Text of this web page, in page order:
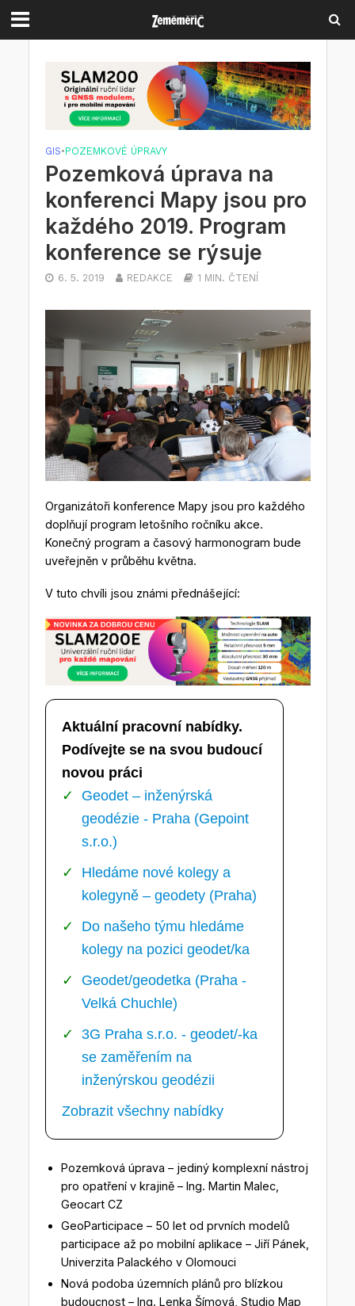
GIS•POZEMKOVÉ ÚPRAVY
Pozemková úprava na
konferenci Mapy jsou pro
každého 2019. Program
konference se rýsuje
6. 5. 2019 REDAKCE 1 MIN. ČTENÍ
Organizátoři konference Mapy jsou pro každého
doplňují program letošního ročníku akce.
Konečný program a časový harmonogram bude
uveřejněn v průběhu května.
V tuto chvíli jsou známi přednášející:
Aktuální pracovní nabídky.
Podívejte se na svou budoucí
novou práci
Geodet – inženýrská
geodézie - Praha (Gepoint
s.r.o.)
Hledáme nové kolegy a
kolegyně – geodety (Praha)
Do našeho týmu hledáme
kolegy na pozici geodet/ka
Geodet/geodetka (Praha -
Velká Chuchle)
3G Praha s.r.o. - geodet/-ka
se zaměřením na
inženýrskou geodézii
Zobrazit všechny nabídky
Pozemková úprava – jediný komplexní nástroj
pro opatření v krajině – Ing. Martin Malec,
Geocart CZ
GeoParticipace – 50 let od prvních modelů
participace až po mobilní aplikace – Jiří Pánek,
Univerzita Palackého v Olomouci
Nová podoba územních plánů pro blízkou
budoucnost – Ing. Lenka Šímová, Studio Map